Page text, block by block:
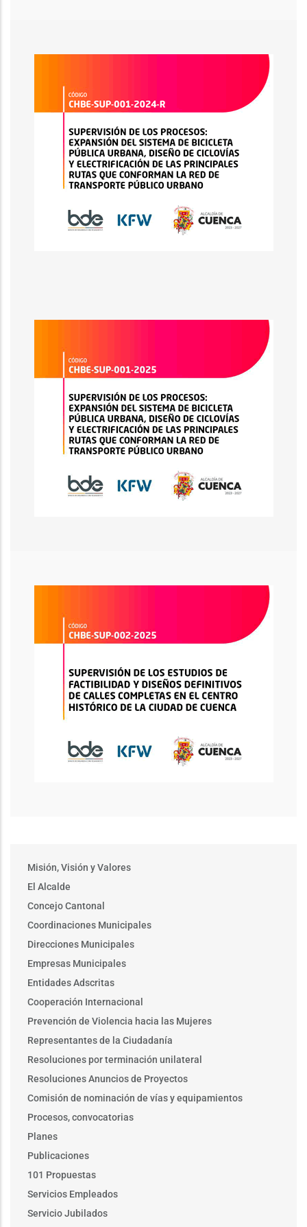
Main
menu
Procesos
Convoctorias
Misión, Visión y Valores
El Alcalde
Concejo Cantonal
Coordinaciones Municipales
Direcciones Municipales
Empresas Municipales
Entidades Adscritas
Cooperación Internacional
Prevención de Violencia hacia las Mujeres
Representantes de la Ciudadanía
Resoluciones por terminación unilateral
Resoluciones Anuncios de Proyectos
Comisión de nominación de vías y equipamientos
Procesos, convocatorias
Planes
Publicaciones
101 Propuestas
Servicios Empleados
Servicio Jubilados